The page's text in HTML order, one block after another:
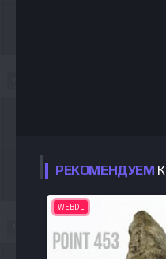
РЕКОМЕНДУЕМ
WEBDL